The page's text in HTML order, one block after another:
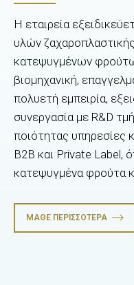
Η εταιρεία
υλών
κατεψυγμένων
βιομηχανική,
πολυετή εμπειρία,
συνεργασία με R&D
ποιότητας υπηρεσίες
B2B και Private Label,
κατεψυγμένα φρούτα
ΜΆΘΕ ΠΕΡΙΣΣΌΤΕΡΑ